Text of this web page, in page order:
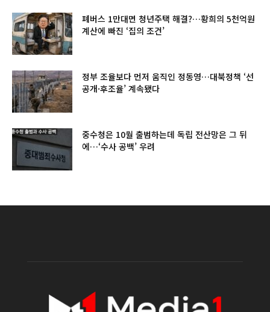
폐버스 1만대면 청년주택 해결?…황희의 5천억원
계산에 빠진 ‘집의 조건’
정부 조율보다 먼저 움직인 정동영…대북정책 ‘선
공개·후조율’ 계속됐다
중수청은 10월 출범하는데 독립 전산망은 그 뒤
에…‘수사 공백’ 우려